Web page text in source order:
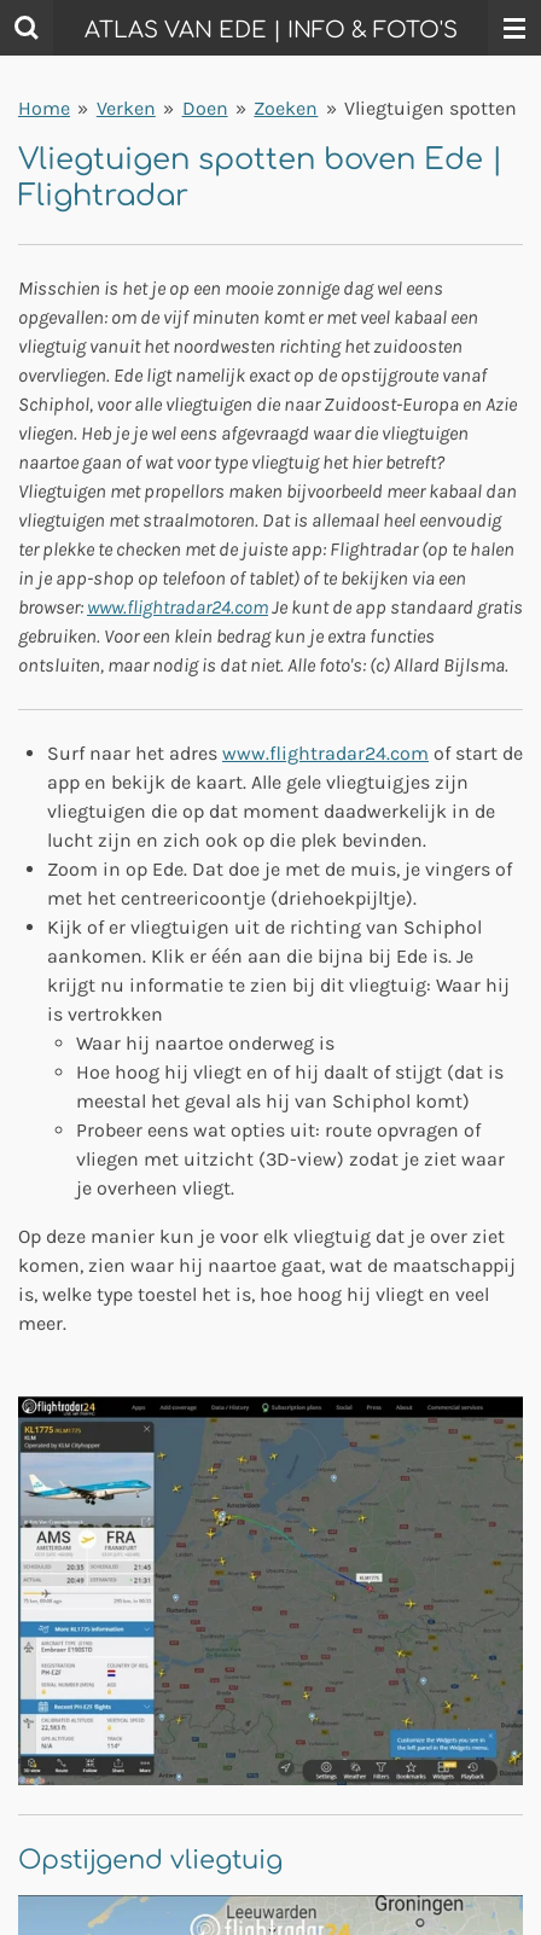
Ga
direct
de
ATLAS VAN EDE | INFO & FOTO'S
Home » Verken » Doen » Zoeken » Vliegtuigen spotten
Vliegtuigen spotten boven Ede |
Flightradar
Misschien is het je op een mooie zonnige dag wel eens
opgevallen: om de vijf minuten komt er met veel kabaal een
vliegtuig vanuit het noordwesten richting het zuidoosten
overvliegen. Ede ligt namelijk exact op de opstijgroute vanaf
Schiphol, voor alle vliegtuigen die naar Zuidoost-Europa en Azie
vliegen. Heb je je wel eens afgevraagd waar die vliegtuigen
naartoe gaan of wat voor type vliegtuig het hier betreft?
Vliegtuigen met propellors maken bijvoorbeeld meer kabaal dan
vliegtuigen met straalmotoren. Dat is allemaal heel eenvoudig
ter plekke te checken met de juiste app: Flightradar (op te halen
in je app-shop op telefoon of tablet) of te bekijken via een
browser: www.flightradar24.comJe kunt de app standaard gratis
gebruiken. Voor een klein bedrag kun je extra functies
ontsluiten, maar nodig is dat niet. Alle foto's: (c) Allard Bijlsma.
Surf naar het adres www.flightradar24.com of start de
app en bekijk de kaart. Alle gele vliegtuigjes zijn
vliegtuigen die op dat moment daadwerkelijk in de
lucht zijn en zich ook op die plek bevinden.
Zoom in op Ede. Dat doe je met de muis, je vingers of
met het centreericoontje (driehoekpijltje).
Kijk of er vliegtuigen uit de richting van Schiphol
aankomen. Klik er één aan die bijna bij Ede is. Je
krijgt nu informatie te zien bij dit vliegtuig: Waar hij
is vertrokken
Waar hij naartoe onderweg is
Hoe hoog hij vliegt en of hij daalt of stijgt (dat is
meestal het geval als hij van Schiphol komt)
Probeer eens wat opties uit: route opvragen of
vliegen met uitzicht (3D-view) zodat je ziet waar
je overheen vliegt.
Op deze manier kun je voor elk vliegtuig dat je over ziet
komen, zien waar hij naartoe gaat, wat de maatschappij
is, welke type toestel het is, hoe hoog hij vliegt en veel
meer.
Opstijgend vliegtuig